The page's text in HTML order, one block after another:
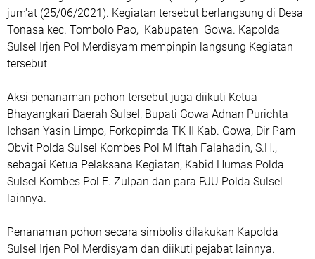
jum'at (25/06/2021). Kegiatan tersebut berlangsung di Desa
Tonasa kec. Tombolo Pao, Kabupaten Gowa. Kapolda
Sulsel Irjen Pol Merdisyam mempinpin langsung Kegiatan
tersebut
Aksi penanaman pohon tersebut juga diikuti Ketua
Bhayangkari Daerah Sulsel, Bupati Gowa Adnan Purichta
Ichsan Yasin Limpo, Forkopimda TK II Kab. Gowa, Dir Pam
Obvit Polda Sulsel Kombes Pol M Iftah Falahadin, S.H.,
sebagai Ketua Pelaksana Kegiatan, Kabid Humas Polda
Sulsel Kombes Pol E. Zulpan dan para PJU Polda Sulsel
lainnya.
Penanaman pohon secara simbolis dilakukan Kapolda
Sulsel Irjen Pol Merdisyam dan diikuti pejabat lainnya.